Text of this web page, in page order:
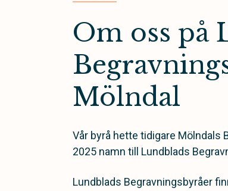
Om oss på
Mölndal
Vår byrå hette tidigare Mölndals
2025 namn till Lundblads
Lundblads Begravningsbyråer